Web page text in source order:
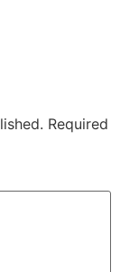
Required